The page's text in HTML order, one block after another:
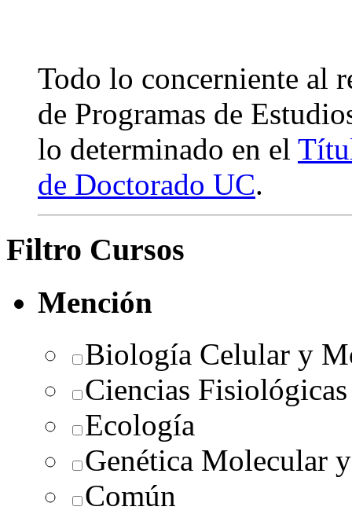
Todo lo concerniente al
de Programas de
lo determinado en el
de Doctorado UC.
Filtro Cursos
Mención
Biología Celular y
Ciencias Fisiológicas
Ecología
Genética Molecular
Común